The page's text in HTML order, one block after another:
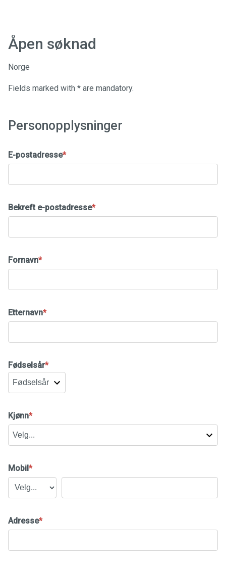
Åpen søknad
Åpen søknad
Norge
Fields marked with * are mandatory.
Personopplysninger
E-postadresse*
Bekreft e-postadresse*
Fornavn*
Etternavn*
Fødselsår*
Kjønn*
Mobil *
Adresse*